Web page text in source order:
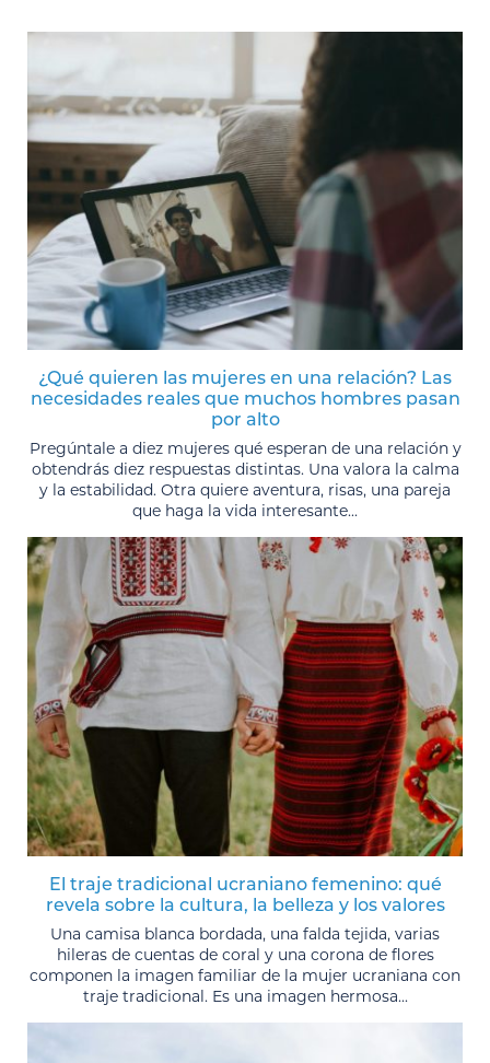
¿Qué quieren las mujeres en una relación? Las
necesidades reales que muchos hombres pasan
por alto
Pregúntale a diez mujeres qué esperan de una relación y
obtendrás diez respuestas distintas. Una valora la calma
y la estabilidad. Otra quiere aventura, risas, una pareja
que haga la vida interesante...
El traje tradicional ucraniano femenino: qué
revela sobre la cultura, la belleza y los valores
Una camisa blanca bordada, una falda tejida, varias
hileras de cuentas de coral y una corona de flores
componen la imagen familiar de la mujer ucraniana con
traje tradicional. Es una imagen hermosa...